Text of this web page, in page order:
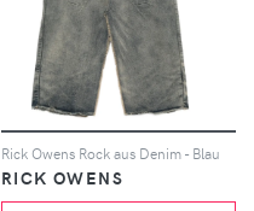
Rick Owens Rock aus Denim - Blau
RICK OWENS